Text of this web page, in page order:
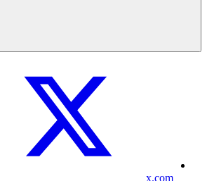
x.com